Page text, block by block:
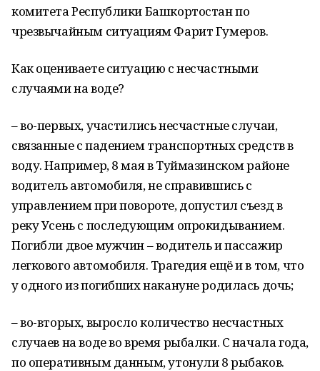
комитета Республики Башкортостан по
чрезвычайным ситуациям Фарит Гумеров.
Как оцениваете ситуацию с несчастными
случаями на воде?
– во-первых, участились несчастные случаи,
связанные с падением транспортных средств в
воду. Например, 8 мая в Туймазинском районе
водитель автомобиля, не справившись с
управлением при повороте, допустил съезд в
реку Усень с последующим опрокидыванием.
Погибли двое мужчин – водитель и пассажир
легкового автомобиля. Трагедия ещё и в том, что
у одного из погибших накануне родилась дочь;
– во-вторых, выросло количество несчастных
случаев на воде во время рыбалки. С начала года,
по оперативным данным, утонули 8 рыбаков.